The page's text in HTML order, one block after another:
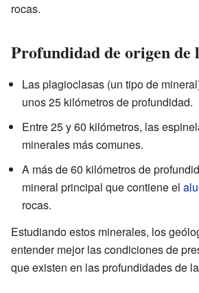
rocas.
Profundidad de origen de
Las plagioclasas (un tipo de
unos 25 kilómetros de profundidad.
Entre 25 y 60 kilómetros, las
minerales más comunes.
A más de 60 kilómetros de
mineral principal que contiene el
rocas.
Estudiando estos minerales, los
entender mejor las condiciones de
que existen en las profundidades de